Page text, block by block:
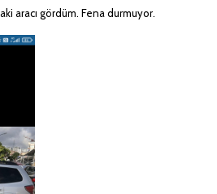
aracı gördüm. Fena durmuyor.